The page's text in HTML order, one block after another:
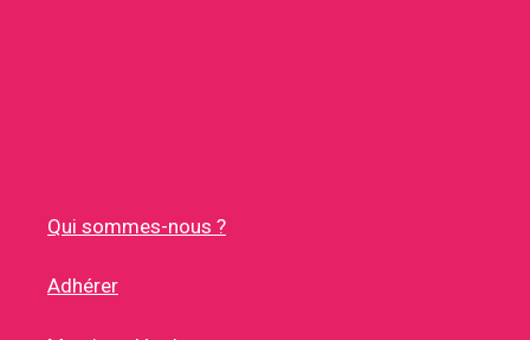
Qui sommes-nous ?
Adhérer